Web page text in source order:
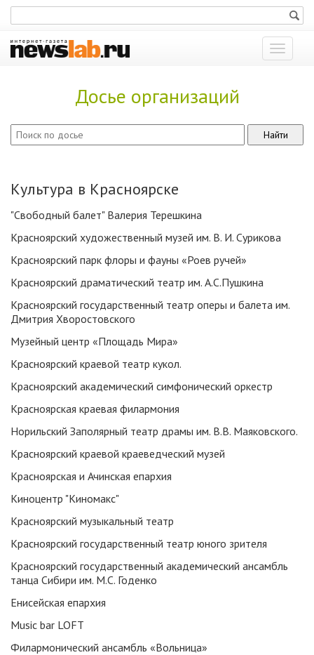
Показать
меню
Досье организаций
Культура в Красноярске
"Свободный балет" Валерия Терешкина
Красноярский художественный музей им. В. И. Сурикова
Красноярский парк флоры и фауны «Роев ручей»
Красноярский драматический театр им. А.С.Пушкина
Красноярский государственный театр оперы и балета им.
Дмитрия Хворостовского
Музейный центр «Площадь Мира»
Красноярский краевой театр кукол.
Красноярский академический симфонический оркестр
Красноярская краевая филармония
Норильский Заполярный театр драмы им. В.В. Маяковского.
Красноярский краевой краеведческий музей
Красноярская и Ачинская епархия
Киноцентр "Киномакс"
Красноярский музыкальный театр
Красноярский государственный театр юного зрителя
Красноярский государственный академический ансамбль
танца Сибири им. М.С. Годенко
Енисейская епархия
Music bar LOFT
Филармонический ансамбль «Вольница»